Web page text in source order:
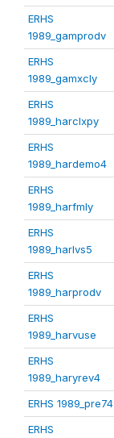
ERHS
1989_gamprodv
ERHS
1989_gamxcly
ERHS
1989_harclxpy
ERHS
1989_hardemo4
ERHS
1989_harfmly
ERHS
1989_harlvs5
ERHS
1989_harprodv
ERHS
1989_harvuse
ERHS
1989_haryrev4
ERHS 1989_pre74
ERHS